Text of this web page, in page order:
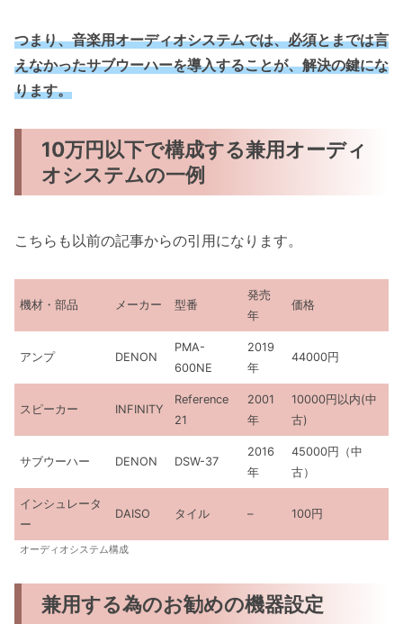
つまり、音楽用オーディオシステムでは、必須とまでは言
えなかったサブウーハーを導入することが、解決の鍵にな
ります。
10万円以下で構成する兼用オーディ
オシステムの一例
こちらも以前の記事からの引用になります。
機材・部品 メーカー 型番
発売
年
価格
アンプ DENON
PMA-
600NE
2019
年
44000円
スピーカー INFINITY
Reference
21
2001
年
10000円以内(中
古)
サブウーハー DENON DSW-37
2016
年
45000円（中
古）
インシュレータ
ー
DAISO タイル – 100円
オーディオシステム構成
兼用する為のお勧めの機器設定